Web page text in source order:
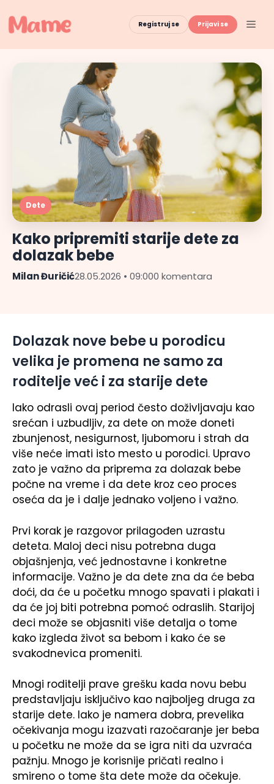
to
content
Registruj se Prijavi se
Dete
Kako pripremiti starije dete za
dolazak bebe
Milan Đuričić28.05.2026 • 09:000 komentara
Dolazak nove bebe u porodicu
velika je promena ne samo za
roditelje već i za starije dete
Iako odrasli ovaj period često doživljavaju kao
srećan i uzbudljiv, za dete on može doneti
zbunjenost, nesigurnost, ljubomoru i strah da
više neće imati isto mesto u porodici. Upravo
zato je važno da priprema za dolazak bebe
počne na vreme i da dete kroz ceo proces
oseća da je i dalje jednako voljeno i važno.
Prvi korak je razgovor prilagođen uzrastu
deteta. Maloj deci nisu potrebna duga
objašnjenja, već jednostavne i konkretne
informacije. Važno je da dete zna da će beba
doći, da će u početku mnogo spavati i plakati i
da će joj biti potrebna pomoć odraslih. Starijoj
deci može se objasniti više detalja o tome
kako izgleda život sa bebom i kako će se
svakodnevica promeniti.
Mnogi roditelji prave grešku kada novu bebu
predstavljaju isključivo kao najboljeg druga za
starije dete. Iako je namera dobra, prevelika
očekivanja mogu izazvati razočaranje jer beba
u početku ne može da se igra niti da uzvraća
pažnju. Mnogo je korisnije pričati realno i
smireno o tome šta dete može da očekuje.